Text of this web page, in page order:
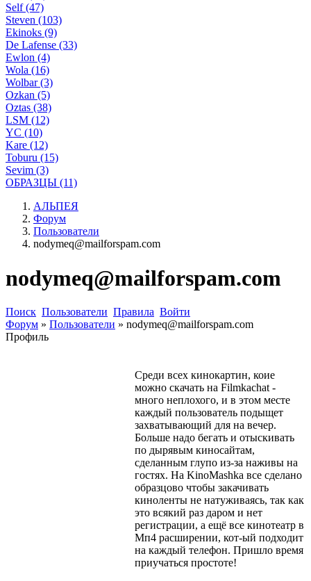
Self (47)
Steven (103)
Ekinoks (9)
De Lafense (33)
Ewlon (4)
Wola (16)
Wolbar (3)
Ozkan (5)
Oztas (38)
LSM (12)
YC (10)
Kare (12)
Toburu (15)
Sevim (3)
ОБРАЗЦЫ (11)
АЛЬПЕЯ
Форум
Пользователи
nodymeq@mailforspam.com
nodymeq@mailforspam.com
Поиск Пользователи Правила Войти
Форум » Пользователи » nodymeq@mailforspam.com
Профиль
Среди всех кинокартин, коие
можно скачать на Filmkachat -
много неплохого, и в этом месте
каждый пользователь подыщет
захватывающий для на вечер.
Больше надо бегать и отыскивать
по дырявым киносайтам,
сделанным глупо из-за наживы на
гостях. На KinoMashka все сделано
образцово чтобы закачивать
киноленты не натуживаясь, так как
это всякий раз даром и нет
регистрации, а ещё все кинотеатр в
Мп4 расширении, кот-ый подходит
на каждый телефон. Пришло время
приучаться простоте!